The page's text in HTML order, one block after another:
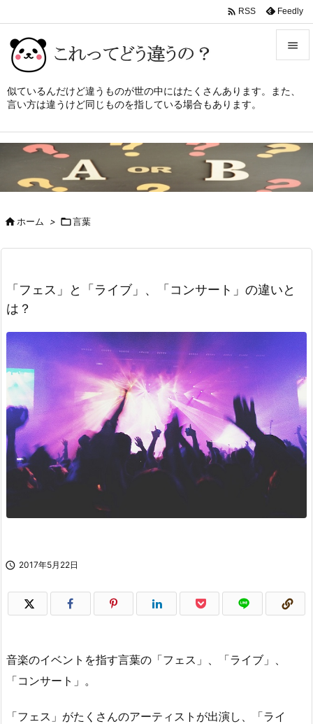
似ているんだけど違うものが世の中にはたくさんあります。また、
言い方は違うけど同じものを指している場合もあります。

メニュ


 RSS Feedly
ホーム > 言葉
「フェス」と「ライブ」、「コンサート」の違いと
は？
 2017年5月22日
音楽のイベントを指す言葉の「フェス」、「ライブ」、
「コンサート」。
「フェス」がたくさんのアーティストが出演し、「ライ